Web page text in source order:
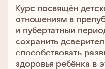
Курс посвящён
отношениям в
и пубертатный
сохранить
способствовать
здоровья ребёнка в